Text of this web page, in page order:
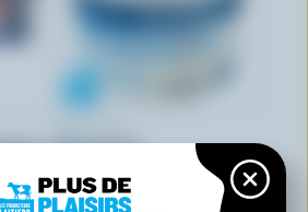
à Yogourt grec